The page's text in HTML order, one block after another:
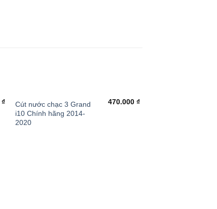
₫
Cút nước chạc 3 Grand
i10 Chính hãng 2014-
2020
470.000₫